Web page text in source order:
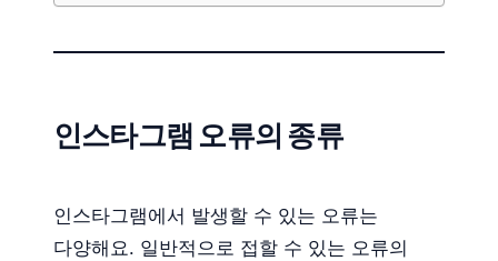
인스타그램 오류의 종류
인스타그램에서 발생할 수 있는 오류는
다양해요. 일반적으로 접할 수 있는 오류의